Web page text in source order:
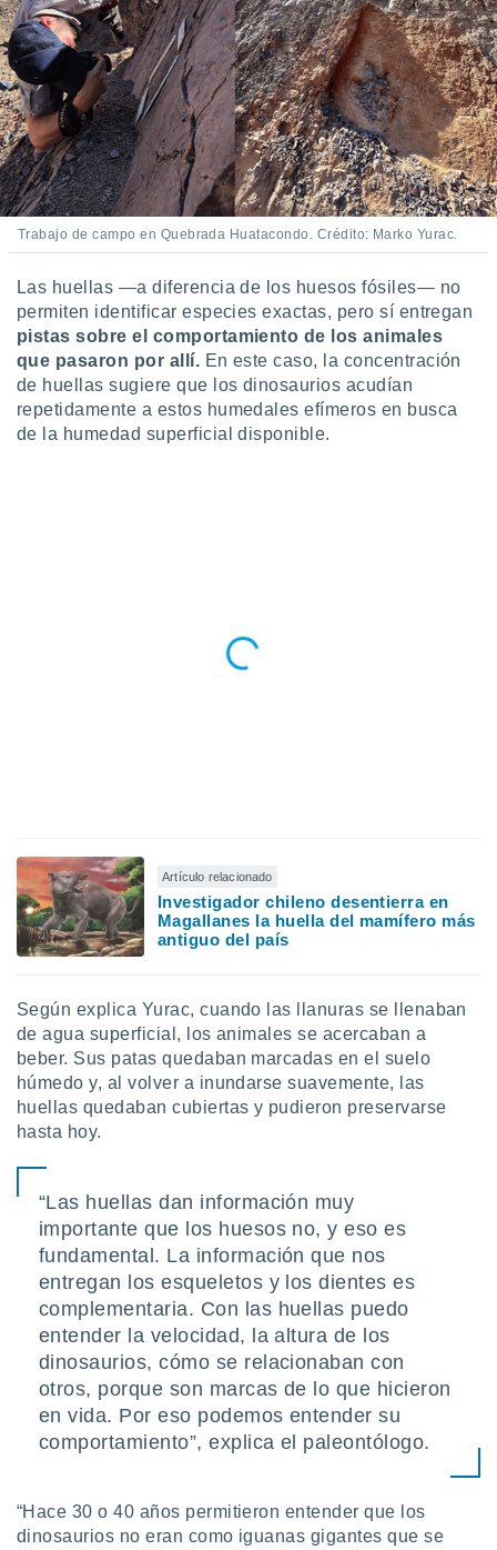
Trabajo de campo en Quebrada Huatacondo. Crédito: Marko Yurac.
Las huellas —a diferencia de los huesos fósiles— no
permiten identificar especies exactas, pero sí entregan
pistas sobre el comportamiento de los animales
que pasaron por allí. En este caso, la concentración
de huellas sugiere que los dinosaurios acudían
repetidamente a estos humedales efímeros en busca
de la humedad superficial disponible.
Artículo relacionado
Investigador chileno desentierra en
Magallanes la huella del mamífero más
antiguo del país
Según explica Yurac, cuando las llanuras se llenaban
de agua superficial, los animales se acercaban a
beber. Sus patas quedaban marcadas en el suelo
húmedo y, al volver a inundarse suavemente, las
huellas quedaban cubiertas y pudieron preservarse
hasta hoy.
“Las huellas dan información muy
importante que los huesos no, y eso es
fundamental. La información que nos
entregan los esqueletos y los dientes es
complementaria. Con las huellas puedo
entender la velocidad, la altura de los
dinosaurios, cómo se relacionaban con
otros, porque son marcas de lo que hicieron
en vida. Por eso podemos entender su
comportamiento”, explica el paleontólogo.
“Hace 30 o 40 años permitieron entender que los
dinosaurios no eran como iguanas gigantes que se